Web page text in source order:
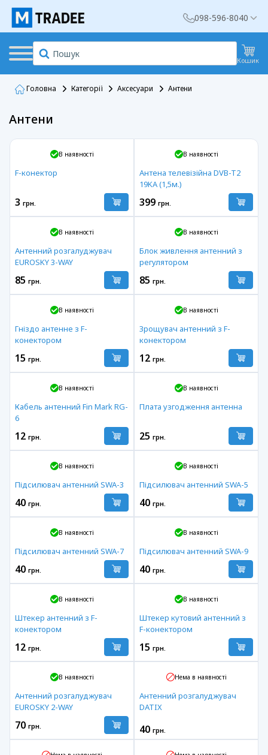
098-596-8040
Кошик
Головна Категорії Аксесуари Антени
Антени
В наявності
F-конектор
3 грн.
В наявності
Антена телевізійна DVB-T2
19KA (1,5м.)
399 грн.
В наявності
Антенний розгалуджувач
EUROSKY 3-WAY
85 грн.
В наявності
Блок живлення антенний з
регулятором
85 грн.
В наявності
Гніздо антенне з F-
конектором
15 грн.
В наявності
Зрощувач антенний з F-
конектором
12 грн.
В наявності
Кабель антенний Fin Mark RG-
6
12 грн.
В наявності
Плата узгодження антенна
25 грн.
В наявності
Підсилювач антенний SWA-3
40 грн.
В наявності
Підсилювач антенний SWA-5
40 грн.
В наявності
Підсилювач антенний SWA-7
40 грн.
В наявності
Підсилювач антенний SWA-9
40 грн.
В наявності
Штекер антенний з F-
конектором
12 грн.
В наявності
Штекер кутовий антенний з
F-конектором
15 грн.
В наявності
Антенний розгалуджувач
EUROSKY 2-WAY
70 грн.
Нема в наявності
Антенний розгалуджувач
DATIX
40 грн.